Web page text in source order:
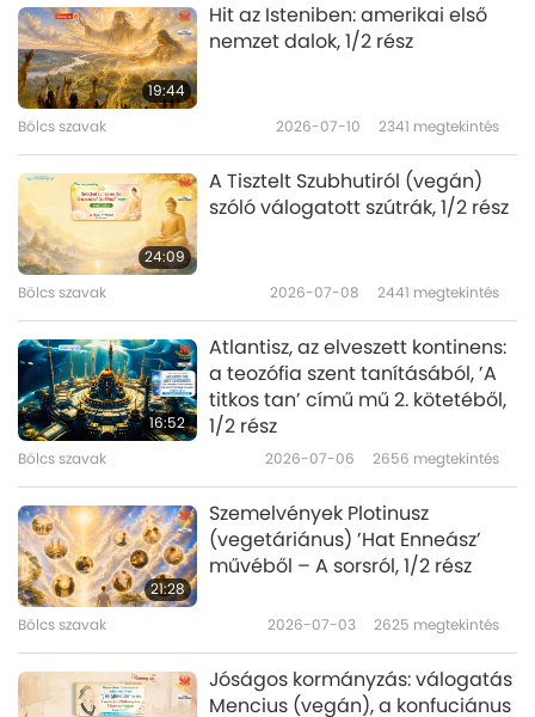
19:44
Hit az Isteniben: amerikai első
nemzet dalok, 1/2 rész
Bölcs szavak 2026-07-10 2341 megtekintés
24:09
A Tisztelt Szubhutiról (vegán)
szóló válogatott szútrák, 1/2 rész
Bölcs szavak 2026-07-08 2441 megtekintés
16:52
Atlantisz, az elveszett kontinens:
a teozófia szent tanításából, ’A
titkos tan’ című mű 2. kötetéből,
1/2 rész
Bölcs szavak 2026-07-06 2656 megtekintés
21:28
Szemelvények Plotinusz
(vegetáriánus) ’Hat Enneász’
művéből – A sorsról, 1/2 rész
Bölcs szavak 2026-07-03 2625 megtekintés
Jóságos kormányzás: válogatás
Mencius (vegán), a konfuciánus